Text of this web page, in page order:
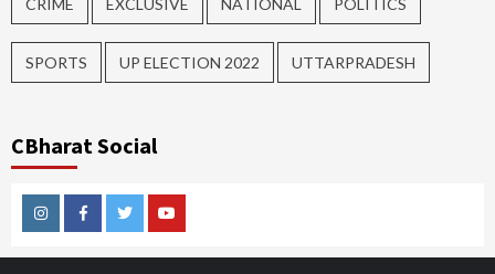
CRIME EXCLUSIVE NATIONAL POLITICS
SPORTS UP ELECTION 2022 UTTARPRADESH
CBharat Social
InstagramFacebookTwitterYoutube